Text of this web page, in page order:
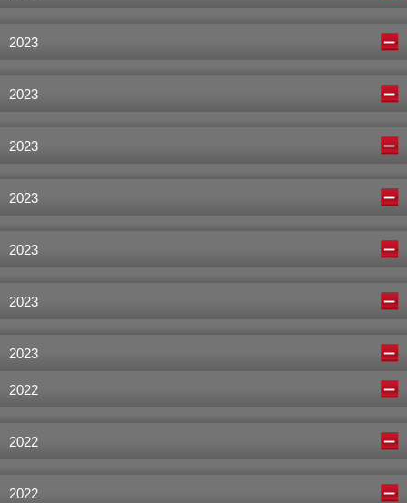
2023
2023
2023
2023
2023
2023
2023
2022
2022
2022